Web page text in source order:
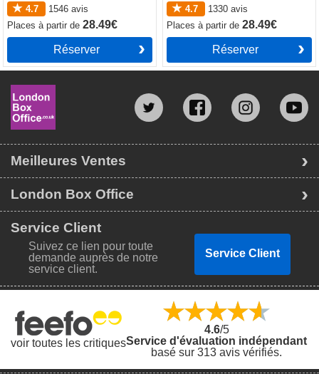
4.7
1546 avis
Placesà partir de28.49€
Réserver
4.7
1330 avis
Placesà partir de28.49€
Réserver
Meilleures Ventes
London Box Office
Service Client
Suivez ce lien pour toute
demande auprès de notre
service client.
Service Client
voir toutes les critiques
4.6/5
Service d'évaluation indépendant
basé sur 313 avis vérifiés.